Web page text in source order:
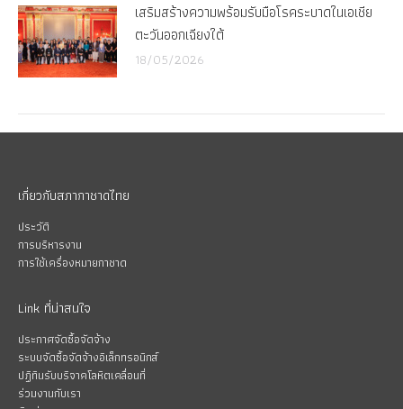
เสริมสร้างความพร้อมรับมือโรคระบาดในเอเชีย
ตะวันออกเฉียงใต้
18/05/2026
เกี่ยวกับสภากาชาดไทย
ประวัติ
การบริหารงาน
การใช้เครื่องหมายกาชาด
Link ที่น่าสนใจ
ประกาศจัดซื้อจัดจ้าง
ระบบจัดซื้อจัดจ้างอิเล็กทรอนิกส์
ปฏิทินรับบริจาคโลหิตเคลื่อนที่
ร่วมงานกับเรา